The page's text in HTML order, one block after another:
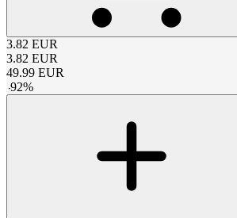
3.82 EUR
3.82 EUR
49.99 EUR
-92%